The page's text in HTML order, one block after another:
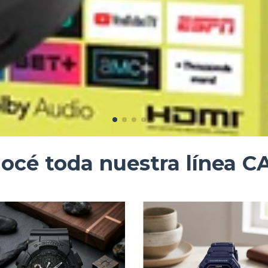
toda nuestra línea